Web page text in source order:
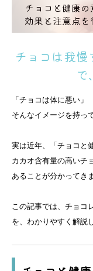
チョコと健康
効果と注意点
チョコは我
で
「チョコは体に悪い」
そんなイメージを持っ
実は近年、「チョコと
カカオ含有量の高いチ
あることが分かってき
この記事では、チョコ
を、わかりやすく解説